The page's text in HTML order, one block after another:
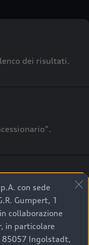
dei risultati.
Customer Care
Concessionario
la tua richiesta.
con sede
Gumpert, 1
collaborazione
in particolare
85057 Ingolstadt,